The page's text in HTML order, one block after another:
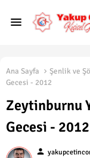
Ana Sayfa Şenlik ve
Gecesi - 2012
Zeytinburnu
Gecesi - 2012
person